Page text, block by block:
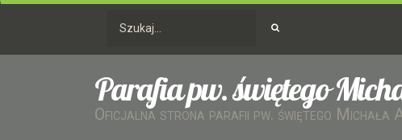
Parafia pw. świętego
Oficjalna strona parafii pw. świętego Michała